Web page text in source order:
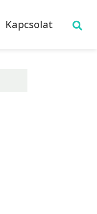
Kapcsolat